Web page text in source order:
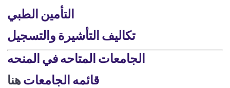
التأمين الطبي
تكاليف التأشيرة والتسجيل
الجامعات المتاحه في المنحه
قائمه الجامعاتهنا